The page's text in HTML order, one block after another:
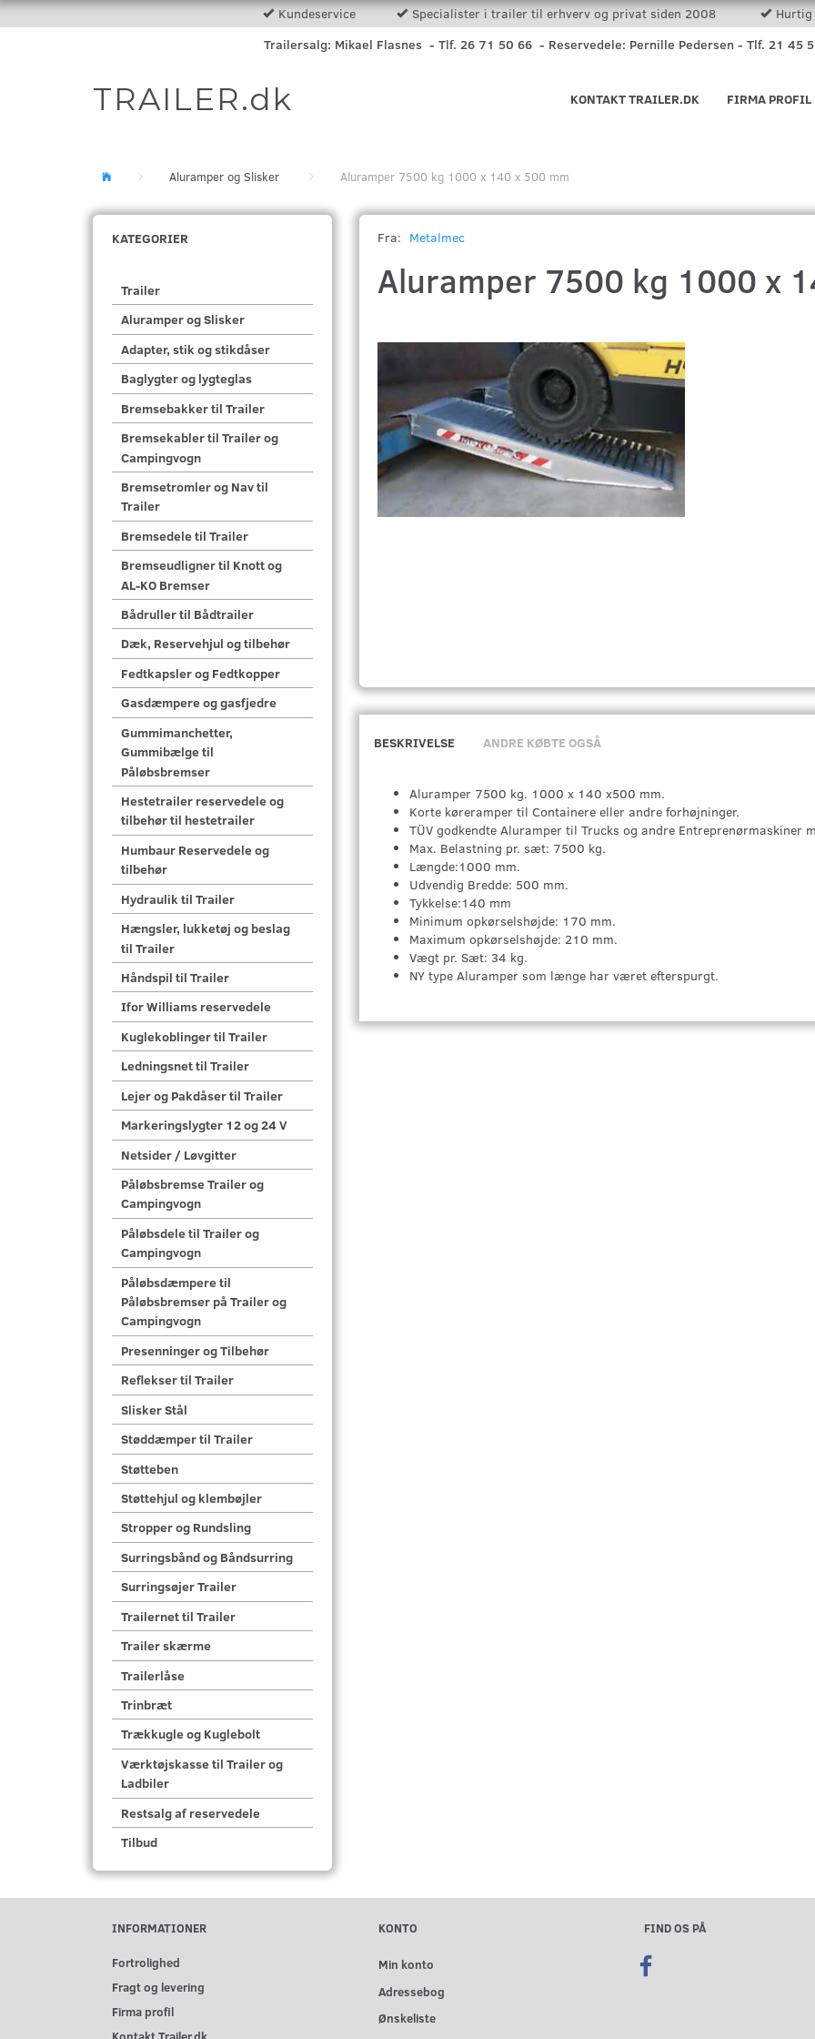
Kundeservice Specialister i trailer til erhverv og privat siden 2008
Hurtig
Trailersalg: Mikael Flasnes - Tlf. 26 71 50 66 - Reservedele: Pernille Pedersen - Tlf. 21 45
TRAILER.dk FIRMA PROFIL
KONTAKT TRAILER.DK
Aluramper og Slisker Aluramper 7500 kg 1000 x 140 x 500 mm
KATEGORIER
Trailer
Aluramper og Slisker
Adapter, stik og stikdåser
Baglygter og lygteglas
Bremsebakker til Trailer
Bremsekabler til Trailer og
Campingvogn
Bremsetromler og Nav til
Trailer
Bremsedele til Trailer
Bremseudligner til Knott og
AL-KO Bremser
Bådruller til Bådtrailer
Dæk, Reservehjul og tilbehør
Fedtkapsler og Fedtkopper
Gasdæmpere og gasfjedre
Gummimanchetter,
Gummibælge til
Påløbsbremser
Hestetrailer reservedele og
tilbehør til hestetrailer
Humbaur Reservedele og
tilbehør
Hydraulik til Trailer
Hængsler, lukketøj og beslag
til Trailer
Håndspil til Trailer
Ifor Williams reservedele
Kuglekoblinger til Trailer
Ledningsnet til Trailer
Lejer og Pakdåser til Trailer
Markeringslygter 12 og 24 V
Netsider / Løvgitter
Påløbsbremse Trailer og
Campingvogn
Påløbsdele til Trailer og
Campingvogn
Påløbsdæmpere til
Påløbsbremser på Trailer og
Campingvogn
Presenninger og Tilbehør
Reflekser til Trailer
Slisker Stål
Støddæmper til Trailer
Støtteben
Støttehjul og klembøjler
Stropper og Rundsling
Surringsbånd og Båndsurring
Surringsøjer Trailer
Trailernet til Trailer
Trailer skærme
Trailerlåse
Trinbræt
Trækkugle og Kuglebolt
Værktøjskasse til Trailer og
Ladbiler
Restsalg af reservedele
Tilbud
Fra: Metalmec
Aluramper 7500 kg 1000 x
BESKRIVELSE ANDRE KØBTE OGSÅ
Aluramper 7500 kg. 1000 x 140 x500 mm.
Korte køreramper til Containere eller andre forhøjninger.
TÜV godkendte Aluramper til Trucks og andre Entreprenørmaskiner
Max. Belastning pr. sæt: 7500 kg.
Længde:1000 mm.
Udvendig Bredde: 500 mm.
Tykkelse:140 mm
Minimum opkørselshøjde: 170 mm.
Maximum opkørselshøjde: 210 mm.
Vægt pr. Sæt: 34 kg.
NY type Aluramper som længe har været efterspurgt.
INFORMATIONER
Fortrolighed
Fragt og levering
Firma profil
KONTO
Min konto
Adressebog
Ønskeliste
FIND OS PÅ